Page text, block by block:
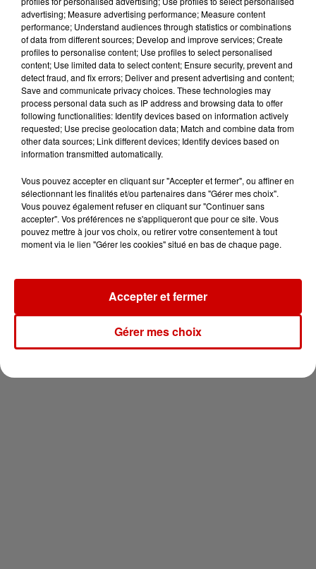
Le Duel - Gagnez vos entrées
pour l'un des zoos de nos
régions !
Destination Vacances - Gagnez
votre séjour en famille au cœur
de la...
Destination Vacances : inscrivez-
vous !
Newsletter
advertising; Measure advertising performance; Measure content
performance; Understand audiences through statistics or combinations
of data from different sources; Develop and improve services; Create
profiles to personalise content; Use profiles to select personalised
content; Use limited data to select content; Ensure security, prevent and
detect fraud, and fix errors; Deliver and present advertising and content;
Save and communicate privacy choices. These technologies may
process personal data such as IP address and browsing data to offer
following functionalities: Identify devices based on information actively
requested; Use precise geolocation data; Match and combine data from
other data sources; Link different devices; Identify devices based on
information transmitted automatically.
Vous pouvez accepter en cliquant sur "Accepter et fermer", ou affiner en
sélectionnant les finalités et/ou partenaires dans "Gérer mes choix".
Vous pouvez également refuser en cliquant sur "Continuer sans
accepter". Vos préférences ne s'appliqueront que pour ce site. Vous
pouvez mettre à jour vos choix, ou retirer votre consentement à tout
moment via le lien "Gérer les cookies" situé en bas de chaque page.
Gérer mes choix
Accepter et fermer